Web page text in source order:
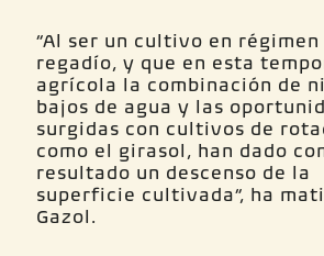
“Al ser un cultivo en régimen
regadío, y que en esta
agrícola la combinación de
bajos de agua y las
surgidas con cultivos de
como el girasol, han dado
resultado un descenso de la
superficie cultivada”, ha
Gazol.